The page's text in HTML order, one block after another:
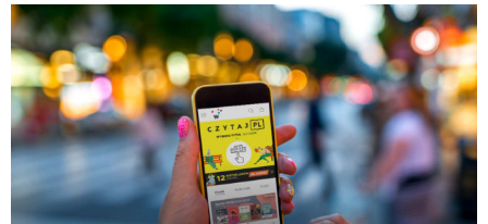
Odtwarzacz
plików
dźwiękowych